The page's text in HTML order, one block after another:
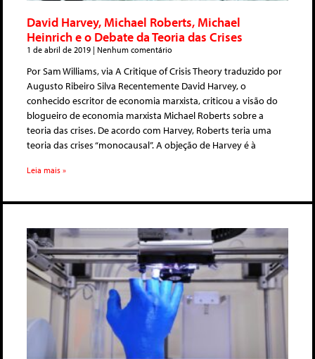
David Harvey, Michael Roberts, Michael
Heinrich e o Debate da Teoria das Crises
1 de abril de 2019 Nenhum comentário
Por Sam Williams, via A Critique of Crisis Theory traduzido por
Augusto Ribeiro Silva Recentemente David Harvey, o
conhecido escritor de economia marxista, criticou a visão do
blogueiro de economia marxista Michael Roberts sobre a
teoria das crises. De acordo com Harvey, Roberts teria uma
teoria das crises “monocausal”. A objeção de Harvey é à
Leia mais »